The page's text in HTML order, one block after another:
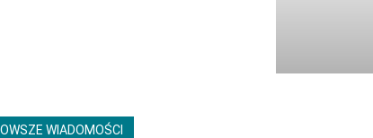
WIADOMOŚCI